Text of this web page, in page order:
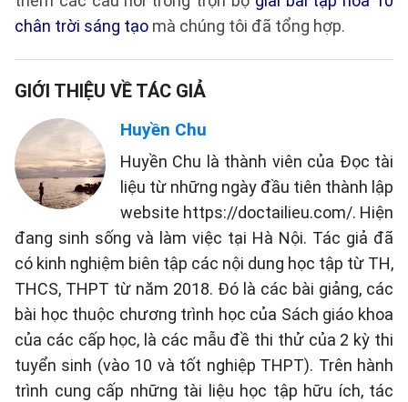
chân trời sáng tạo mà chúng tôi đã tổng hợp.
GIỚI THIỆU VỀ TÁC GIẢ
Huyền Chu
Huyền Chu là thành viên của Đọc tài
liệu từ những ngày đầu tiên thành lập
website https://doctailieu.com/. Hiện
đang sinh sống và làm việc tại Hà Nội. Tác giả đã
có kinh nghiệm biên tập các nội dung học tập từ TH,
THCS, THPT từ năm 2018. Đó là các bài giảng, các
bài học thuộc chương trình học của Sách giáo khoa
của các cấp học, là các mẫu đề thi thử của 2 kỳ thi
tuyển sinh (vào 10 và tốt nghiệp THPT). Trên hành
trình cung cấp những tài liệu học tập hữu ích, tác